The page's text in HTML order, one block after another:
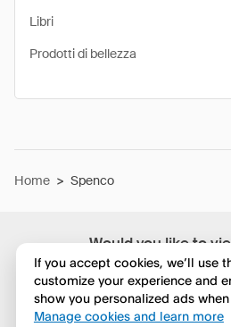
Would you like to
in
No, continua a
Libri
Prodotti di bellezza
Home > Spenco
If you accept cookies, we’ll use
customize your experience and
show you personalized ads
Manage cookies and learn more